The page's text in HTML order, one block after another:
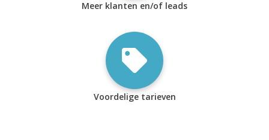
Meer klanten en/of leads
Voordelige tarieven